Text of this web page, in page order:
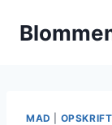
MAD